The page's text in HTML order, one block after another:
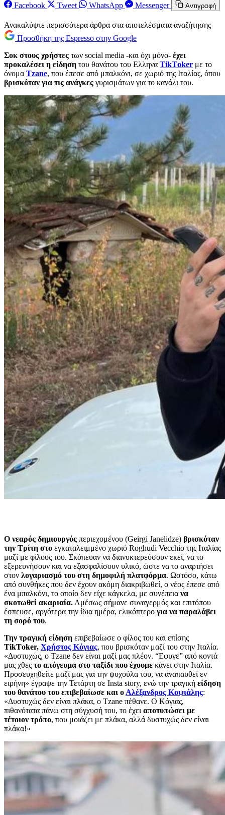
Facebook Tweet WhatsApp Messenger Αντιγραφή
Ανακαλύψτε περισσότερα άρθρα στα αποτελέσματα αναζήτησης
Προσθήκη της Espresso στην Google
Σοκ στους χρήστες των social media -και όχι μόνο- έχει
προκαλέσει η είδηση του θανάτου του Ελληνα ΤikΤoker με το
όνομα Tzane, που έπεσε από μπαλκόνι, σε χωριό της Ιταλίας, όπου
βρισκόταν για τις ανάγκες γυρισμάτων για το κανάλι του.
Ο νεαρός δημιουργός περιεχομένου (Geirgi Janelidze) βρισκόταν
την Τρίτη στο εγκαταλειμμένο χωριό Roghudi Vecchio της Ιταλίας
μαζί με φίλους του. Σκόπευαν να διανυκτερεύσουν εκεί, να το
εξερευνήσουν και να εξασφαλίσουν υλικό, ώστε να το αναρτήσει
στον λογαριασμό του στη δημοφιλή πλατφόρμα. Ωστόσο, κάτω
από συνθήκες που δεν έχουν ακόμη διακριβωθεί, ο νέος έπεσε από
ένα μπαλκόνι, το οποίο δεν είχε κάγκελα, με συνέπεια να
σκοτωθεί ακαριαία. Αμέσως σήμανε συναγερμός και επιτόπου
έσπευσε, αργότερα την ίδια ημέρα, ελικόπτερο για να παραλάβει
τη σορό του.
Την τραγική είδηση επιβεβαίωσε ο φίλος του και επίσης
ΤikΤoker, Χρήστος Κόγιας, που βρισκόταν μαζί του στην Ιταλία.
«Δυστυχώς, ο Tzane δεν είναι μαζί μας πλέον. “Εφυγε” από κοντά
μας χθες το απόγευμα στο ταξίδι που έχουμε κάνει στην Ιταλία.
Προσευχηθείτε μαζί μας για την ψυχούλα του, να αναπαυθεί εν
ειρήνη» έγραψε την Τετάρτη σε Insta story, ενώ την τραγική είδηση
του θανάτου του επιβεβαίωσε και ο Αλέξανδρος Κοψιάλης:
«Δυστυχώς δεν είναι πλάκα, ο Tzane πέθανε. Ο Κόγιας,
πιθανότατα πάνω στη σύγχυσή του, το έχει αποτυπώσει με
τέτοιον τρόπο, που μοιάζει με πλάκα, αλλά δυστυχώς δεν είναι
πλάκα!»